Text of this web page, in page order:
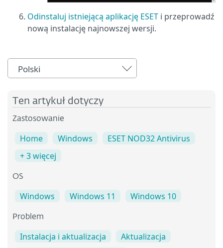
Odinstaluj istniejącą aplikację ESET i przeprowadź
nową instalację najnowszej wersji.
Polski
Ten artykuł dotyczy
Zastosowanie
Home Windows
ESET NOD32 Antivirus
+ 3 więcej
OS
Windows Windows 11 Windows 10
Problem
Instalacja i aktualizacja
Aktualizacja